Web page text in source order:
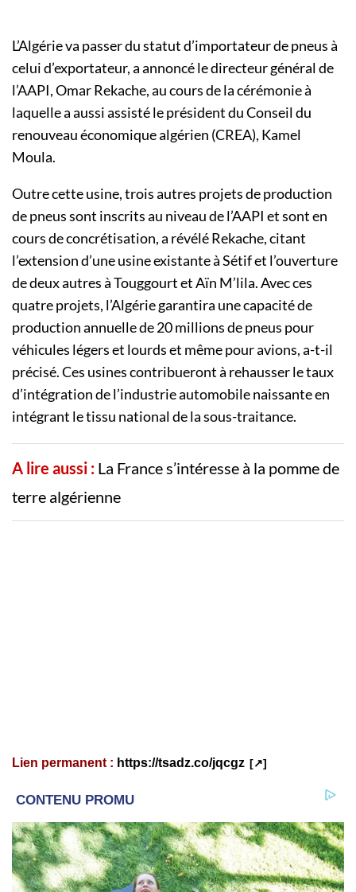
L’Algérie va passer du statut d’importateur de pneus à
celui d’exportateur, a annoncé le directeur général de
l’AAPI, Omar Rekache, au cours de la cérémonie à
laquelle a aussi assisté le président du Conseil du
renouveau économique algérien (CREA), Kamel
Moula.
Outre cette usine, trois autres projets de production
de pneus sont inscrits au niveau de l’AAPI et sont en
cours de concrétisation, a révélé Rekache, citant
l’extension d’une usine existante à Sétif et l’ouverture
de deux autres à Touggourt et Aïn M’lila. Avec ces
quatre projets, l’Algérie garantira une capacité de
production annuelle de 20 millions de pneus pour
véhicules légers et lourds et même pour avions, a-t-il
précisé. Ces usines contribueront à rehausser le taux
d’intégration de l’industrie automobile naissante en
intégrant le tissu national de la sous-traitance.
A lire aussi : La France s’intéresse à la pomme de
terre algérienne
Lien permanent : https://tsadz.co/jqcgz